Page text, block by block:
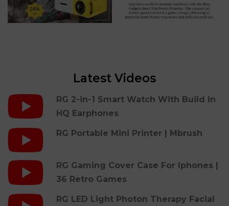
Latest Videos
RG 2-in-1 Smart Watch With Build In
HQ Earphones
RG Portable Mini Printer | Mbrush
RG Gaming Cover Case For Iphones |
36 Retro Games
RG LED Light Photon Therapy Facial